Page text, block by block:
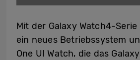
Mit der Galaxy Watch4-
ein neues Betriebssystem
One UI Watch, die das